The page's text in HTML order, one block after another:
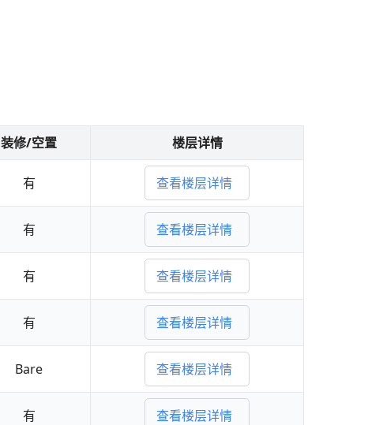
装修/空置 楼层详情
有 查看楼层详情
有 查看楼层详情
有 查看楼层详情
有 查看楼层详情
Bare 查看楼层详情
有 查看楼层详情